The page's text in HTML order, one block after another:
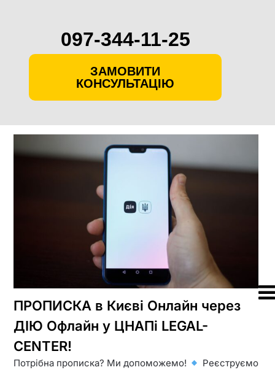
Skip
ПРОПИСКА в Києві Онлайн через
ДІЮ Офлайн у ЦНАПі LEGAL-
CENTER!
Потрібна прописка? Ми допоможемо!
Реєструємо
097-344-11-25
ЗАМОВИТИ
КОНСУЛЬТАЦІЮ